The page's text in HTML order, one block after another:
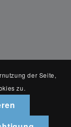
der Seite,
zu.